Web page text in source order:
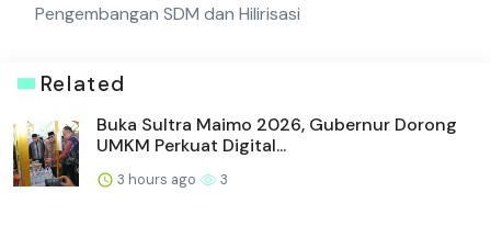
Pengembangan SDM dan Hilirisasi
Related
Buka Sultra Maimo 2026, Gubernur Dorong
UMKM Perkuat Digital...
3 hours ago 3